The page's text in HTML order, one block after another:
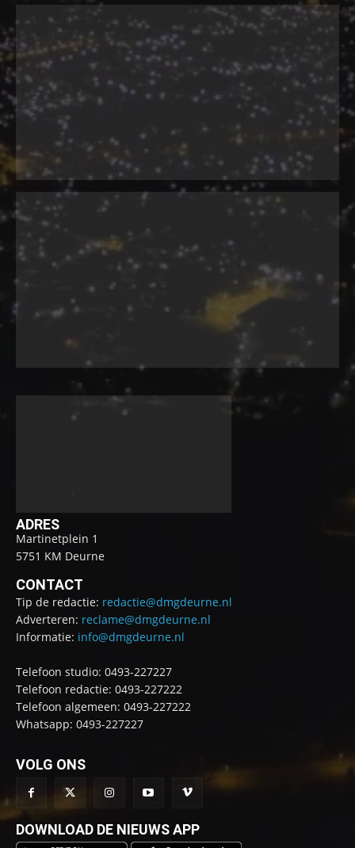
ADRES
Martinetplein 1
5751 KM Deurne
CONTACT
Tip de redactie: redactie@dmgdeurne.nl
Adverteren: reclame@dmgdeurne.nl
Informatie: info@dmgdeurne.nl
Telefoon studio: 0493-227227
Telefoon redactie: 0493-227222
Telefoon algemeen: 0493-227222
Whatsapp: 0493-227227
VOLG ONS
DOWNLOAD DE NIEUWS APP